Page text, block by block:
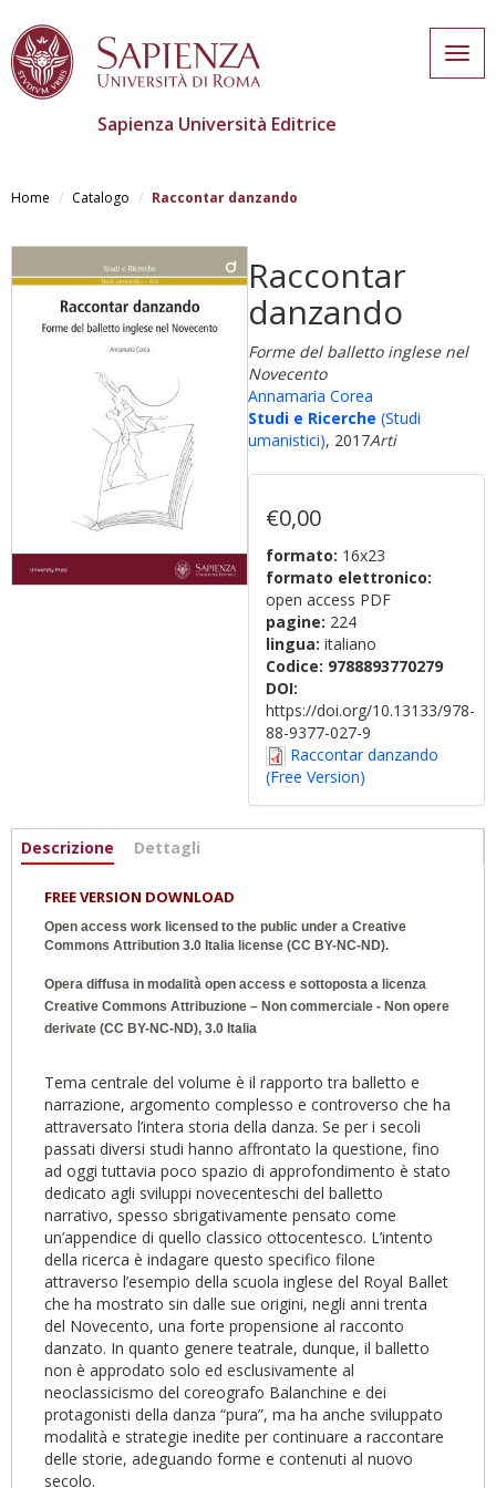
contenuto
Sapienza Università Editrice
Home Catalogo Raccontar danzando
Raccontar
danzando
Forme del balletto inglese nel
Novecento
Annamaria Corea
Studi e Ricerche (Studi
umanistici), 2017Arti
€0,00
formato: 16x23
formato elettronico:
open access PDF
pagine: 224
lingua: italiano
Codice: 9788893770279
DOI:
https://doi.org/10.13133/978-
88-9377-027-9
Raccontar danzando
(Free Version)
Informazioni
Descrizione (scheda
Dettagli
FREE VERSION DOWNLOAD
Open access work licensed to the public under a Creative
Commons Attribution 3.0 Italia license (CC BY-NC-ND).
Opera diffusa in modalità open access e sottoposta a licenza
Creative Commons Attribuzione – Non commerciale - Non opere
derivate (CC BY-NC-ND), 3.0 Italia
Tema centrale del volume è il rapporto tra balletto e
narrazione, argomento complesso e controverso che ha
attraversato l’intera storia della danza. Se per i secoli
passati diversi studi hanno affrontato la questione, fino
ad oggi tuttavia poco spazio di approfondimento è stato
dedicato agli sviluppi novecenteschi del balletto
narrativo, spesso sbrigativamente pensato come
un’appendice di quello classico ottocentesco. L’intento
della ricerca è indagare questo specifico filone
attraverso l’esempio della scuola inglese del Royal Ballet
che ha mostrato sin dalle sue origini, negli anni trenta
del Novecento, una forte propensione al racconto
danzato. In quanto genere teatrale, dunque, il balletto
non è approdato solo ed esclusivamente al
neoclassicismo del coreografo Balanchine e dei
protagonisti della danza “pura”, ma ha anche sviluppato
modalità e strategie inedite per continuare a raccontare
delle storie, adeguando forme e contenuti al nuovo
secolo.